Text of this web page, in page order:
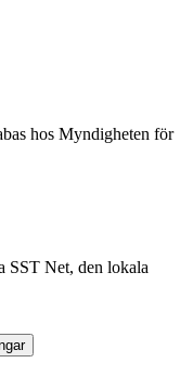
hos Myndigheten för
SST Net, den lokala